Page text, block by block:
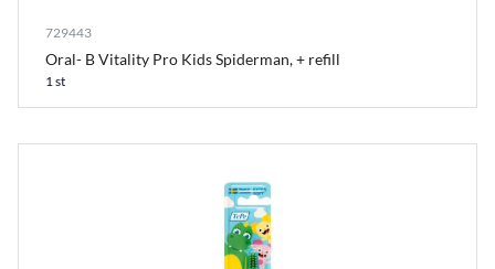
729443
Oral- B Vitality Pro Kids Spiderman, + refill
1 st